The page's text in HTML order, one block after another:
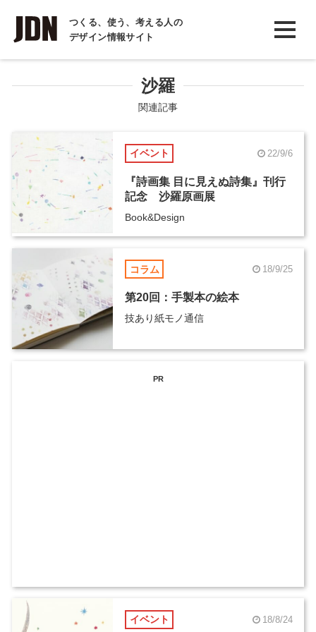
つくる、使う、考える人の
デザイン情報サイト
INTERVIEW
インタビュー
COLUMN
コラム
沙羅
関連記事
イベント 22/9/6
『詩画集 目に見えぬ詩集』刊行
記念 沙羅原画展
Book&Design
コラム 18/9/25
第20回：手製本の絵本
技あり紙モノ通信
PR
イベント 18/8/24